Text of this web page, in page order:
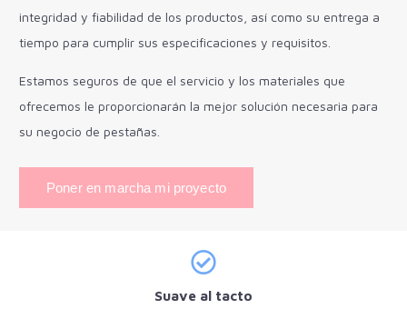
integridad y fiabilidad de los productos, así como su entrega a
tiempo para cumplir sus especificaciones y requisitos.
Estamos seguros de que el servicio y los materiales que
ofrecemos le proporcionarán la mejor solución necesaria para
su negocio de pestañas.
Poner en marcha mi proyecto
Suave al tacto